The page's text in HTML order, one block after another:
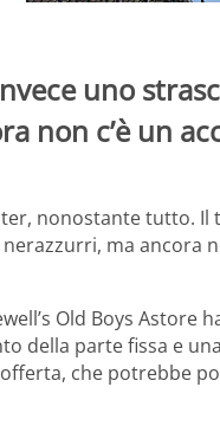
uno
non c’è un
nonostante tutto. Il
ma ancora
Old Boys Astore
della parte fissa e
che potrebbe